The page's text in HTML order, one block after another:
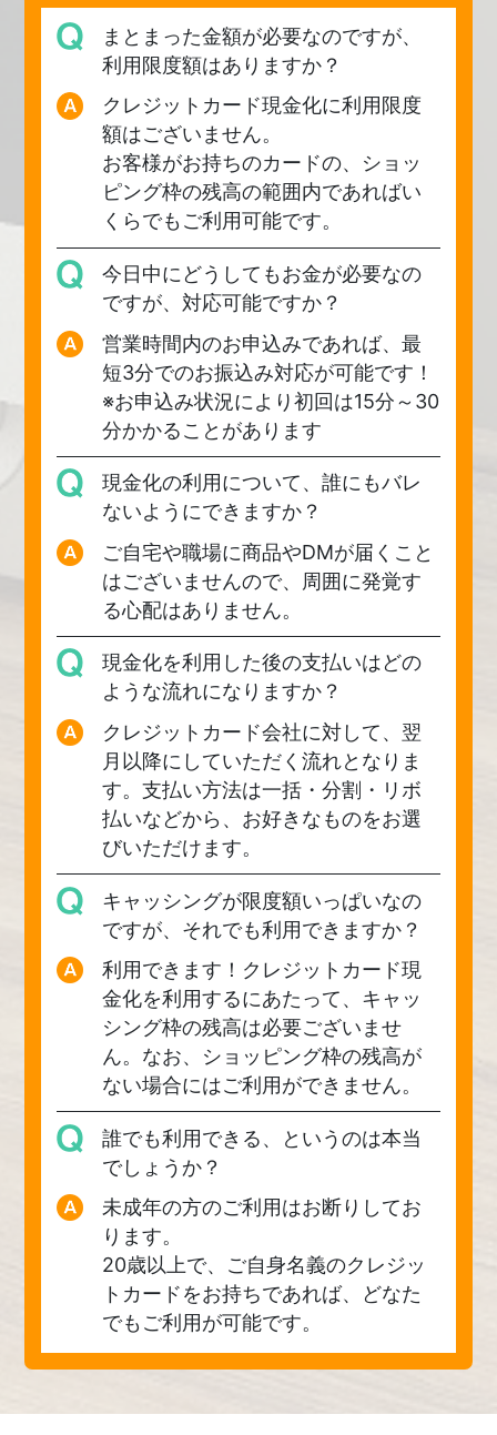
まとまった金額が必要なのですが、
利用限度額はありますか？
クレジットカード現金化に利用限度
額はございません。
お客様がお持ちのカードの、ショッ
ピング枠の残高の範囲内であればい
くらでもご利用可能です。
今日中にどうしてもお金が必要なの
ですが、対応可能ですか？
営業時間内のお申込みであれば、最
短3分でのお振込み対応が可能です！
※お申込み状況により初回は15分～30
分かかることがあります
現金化の利用について、誰にもバレ
ないようにできますか？
ご自宅や職場に商品やDMが届くこと
はございませんので、周囲に発覚す
る心配はありません。
現金化を利用した後の支払いはどの
ような流れになりますか？
クレジットカード会社に対して、翌
月以降にしていただく流れとなりま
す。支払い方法は一括・分割・リボ
払いなどから、お好きなものをお選
びいただけます。
キャッシングが限度額いっぱいなの
ですが、それでも利用できますか？
利用できます！クレジットカード現
金化を利用するにあたって、キャッ
シング枠の残高は必要ございませ
ん。なお、ショッピング枠の残高が
ない場合にはご利用ができません。
誰でも利用できる、というのは本当
でしょうか？
未成年の方のご利用はお断りしてお
ります。
20歳以上で、ご自身名義のクレジッ
トカードをお持ちであれば、どなた
でもご利用が可能です。